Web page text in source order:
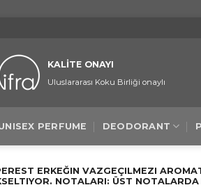
KALİTE ONAYI
Uluslararası Koku Birliği onaylı
PERFUME DEODORANT
ERKEĞIN VAZGEÇILMEZI
NOTALARI: ÜST NOTALARDA